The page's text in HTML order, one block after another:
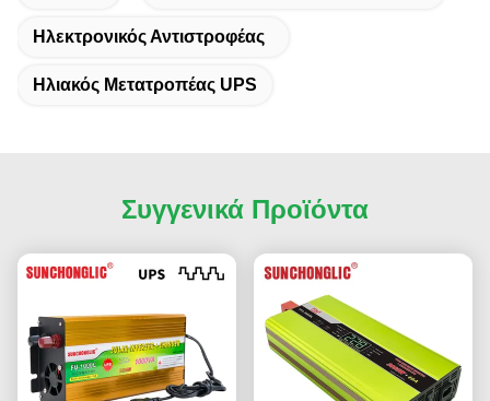
Ηλεκτρονικός Αντιστροφέας
Ηλιακός Μετατροπέας UPS
Συγγενικά Προϊόντα